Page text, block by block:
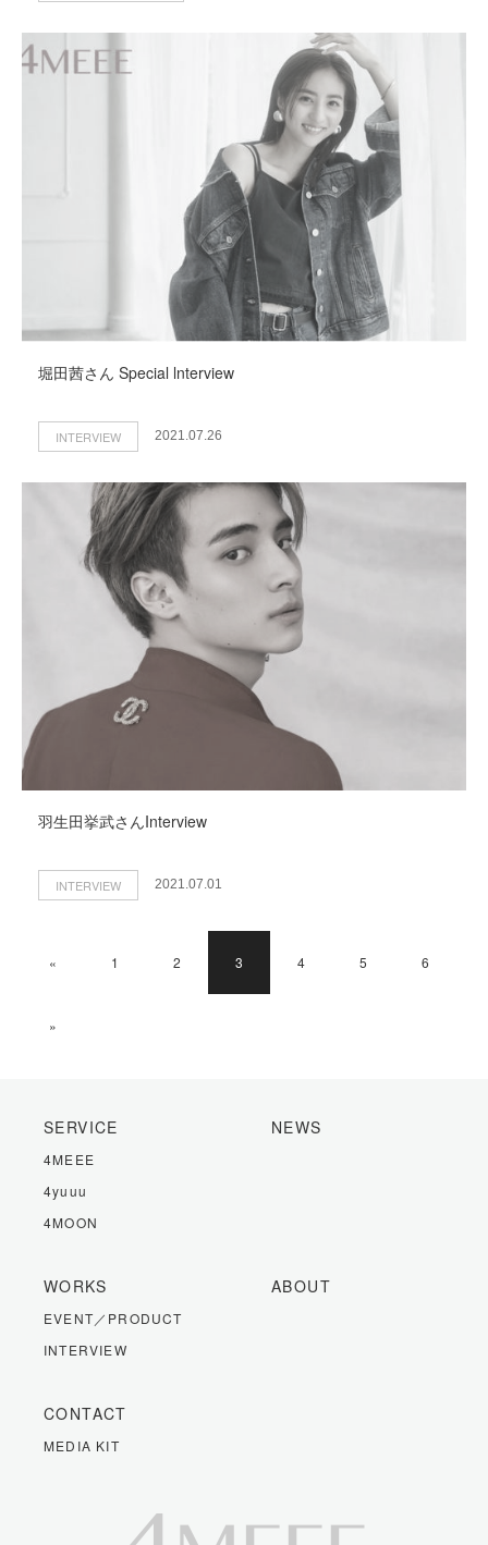
堀田茜さん Special lnterview
INTERVIEW 2021.07.26
羽生田挙武さんInterview
INTERVIEW 2021.07.01
« 1 2 3 4 5 6
»
SERVICE
4MEEE
4yuuu
4MOON
NEWS
WORKS
EVENT／PRODUCT
INTERVIEW
ABOUT
CONTACT
MEDIA KIT